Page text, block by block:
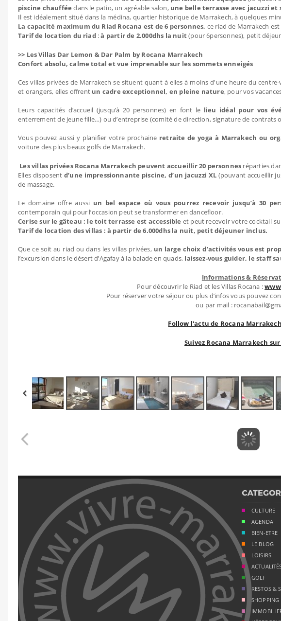
piscine chauffée dans le patio, un agréable salon, une belle terrasse avec jacuzzi et
Il est idéalement situé dans la médina, quartier historique de Marrakech, à quelques
La capacité maximum du Riad Rocana est de 6 personnes, ce riad de Marrakech
Tarif de location du riad :à partir de 2.000dhs la nuit(pour 6personnes), petit
>> Les Villas Dar Lemon & Dar Palm byRocana Marrakech
Confort absolu, calme total et vue imprenable sur les sommets enneigés
Ces villas privées de Marrakech se situent quant à elles à moins d'une heure du centre-
et orangers, elles offrent un cadre exceptionnel, en pleine nature, pour vos
Leurs capacités d’accueil (jusqu’à 20 personnes) en font le lieu idéal pour vos
enterrement de jeune fille…) ou d’entreprise (comité de direction, signature de contrats
Vous pouvez aussi y planifier votre prochaine retraite de yoga à Marrakech ou
voiture des plus beaux golfs de Marrakech.
Les villas privées Rocana Marrakech peuvent accueillir 20 personnes réparties
Elles disposent d’une impressionnante piscine, d’un jacuzzi XL (pouvant accueillir
de massage.
Le domaine offre aussi un bel espace où vous pourrez recevoir jusqu’à 30
contemporain qui pour l’occasion peut se transformer en dancefloor.
Cerise sur le gâteau : le toit terrasse est accessible et peut recevoir votre cocktail-
Tarif de location des villas : à partir de 6.000dhs la nuit, petit déjeuner inclus.
Que ce soit au riad ou dans les villas privées, un large choix d’activités vous est
l’excursion dans le désert d’Agafay à la balade en quads, laissez-vous guider, le staff
Informations &
Pour découvrir le Riad et les Villas Rocana :
Pour réserver votre séjour ou plus d’infos vous pouvez
ou par mail :
Follow l'actu de Rocana
Suivez Rocana Marrakech
CULTURE
AGENDA
BIEN-ETRE
LE BLOG
LOISIRS
GOLF
RESTOS &
SHOPPING